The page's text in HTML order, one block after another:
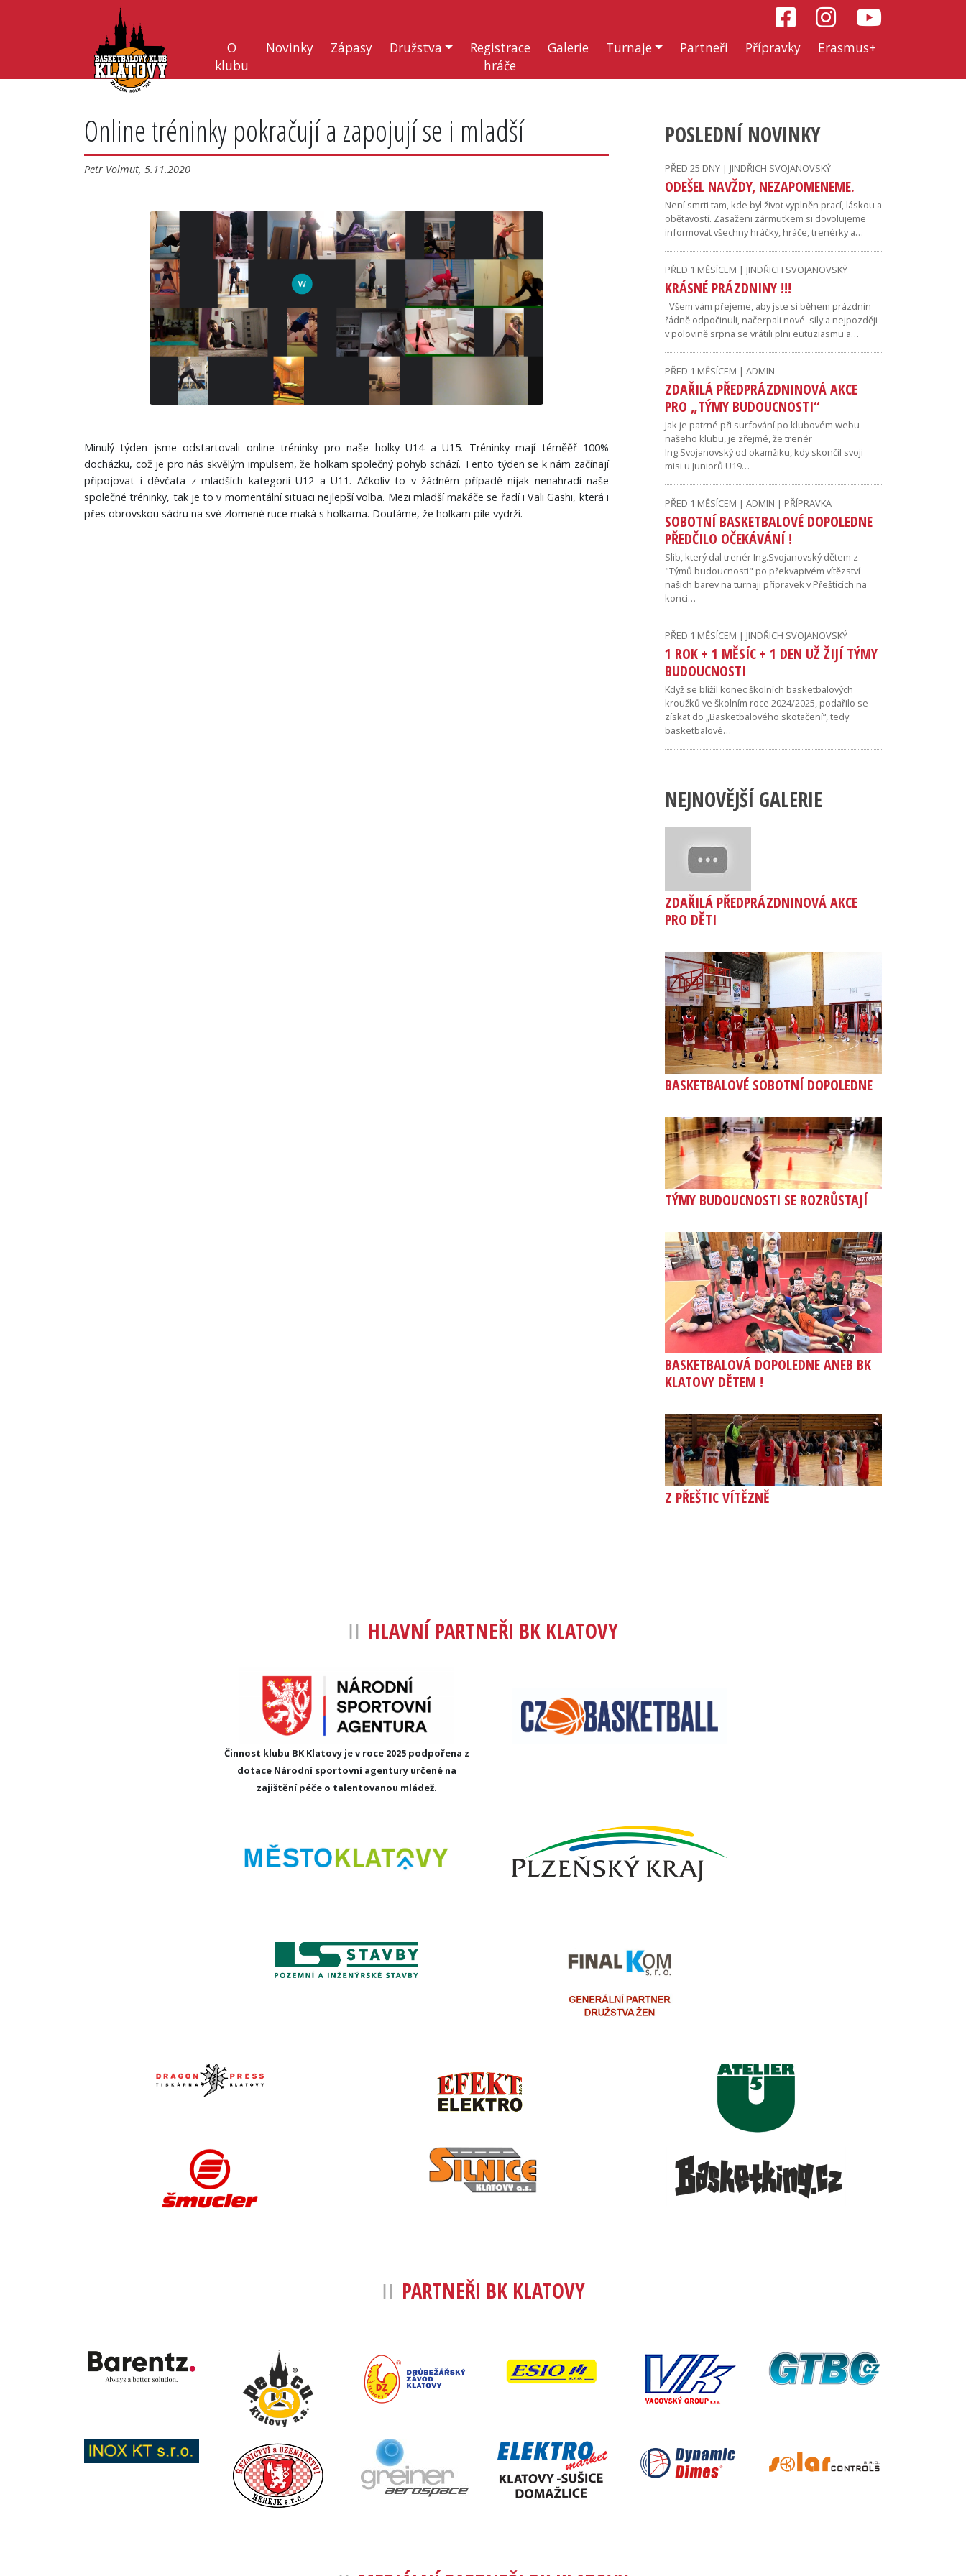
O
klubu
Novinky Zápasy Družstva
Registrace
hráče
Galerie Turnaje Partneři Přípravky Erasmus+
Online tréninky pokračují a zapojují se i mladší
Petr Volmut, 5.11.2020
Minulý týden jsme odstartovali online tréninky pro naše holky U14 a U15. Tréninky mají téměěř 100%
docházku, což je pro nás skvělým impulsem, že holkam společný pohyb schází. Tento týden se k nám začínají
připojovat i děvčata z mladších kategorií U12 a U11. Ačkoliv to v žádném případě nijak nenahradí naše
společné tréninky, tak je to v momentální situaci nejlepší volba. Mezi mladší makáče se řadí i Vali Gashi, která i
přes obrovskou sádru na své zlomené ruce maká s holkama. Doufáme, že holkam píle vydrží.
POSLEDNÍ NOVINKY
PŘED 25 DNY | JINDŘICH SVOJANOVSKÝ
ODEŠEL NAVŽDY, NEZAPOMENEME.
Není smrti tam, kde byl život vyplněn prací, láskou a
obětavostí. Zasaženi zármutkem si dovolujeme
informovat všechny hráčky, hráče, trenérky a…
PŘED 1 MĚSÍCEM | JINDŘICH SVOJANOVSKÝ
KRÁSNÉ PRÁZDNINY !!!
Všem vám přejeme, aby jste si během prázdnin
řádně odpočinuli, načerpali nové síly a nejpozději
v polovině srpna se vrátili plni eutuziasmu a…
PŘED 1 MĚSÍCEM | ADMIN
ZDAŘILÁ PŘEDPRÁZDNINOVÁ AKCE
PRO „TÝMY BUDOUCNOSTI“
Jak je patrné při surfování po klubovém webu
našeho klubu, je zřejmé, že trenér
Ing.Svojanovský od okamžiku, kdy skončil svoji
misi u Juniorů U19…
PŘED 1 MĚSÍCEM | ADMIN | PŘÍPRAVKA
SOBOTNÍ BASKETBALOVÉ DOPOLEDNE
PŘEDČILO OČEKÁVÁNÍ !
Slib, který dal trenér Ing.Svojanovský dětem z
"Týmů budoucnosti" po překvapivém vítězství
našich barev na turnaji přípravek v Přešticích na
konci…
PŘED 1 MĚSÍCEM | JINDŘICH SVOJANOVSKÝ
1 ROK + 1 MĚSÍC + 1 DEN UŽ ŽIJÍ TÝMY
BUDOUCNOSTI
Když se blížil konec školních basketbalových
kroužků ve školním roce 2024/2025, podařilo se
získat do „Basketbalového skotačení“, tedy
basketbalové…
NEJNOVĚJŠÍ GALERIE
ZDAŘILÁ PŘEDPRÁZDNINOVÁ AKCE
PRO DĚTI
BASKETBALOVÉ SOBOTNÍ DOPOLEDNE
TÝMY BUDOUCNOSTI SE ROZRŮSTAJÍ
BASKETBALOVÁ DOPOLEDNE ANEB BK
KLATOVY DĚTEM !
Z PŘEŠTIC VÍTĚZNĚ
HLAVNÍ PARTNEŘI BK KLATOVY
Činnost klubu BK Klatovy je v roce 2025 podpořena z
dotace Národní sportovní agentury určené na
zajištění péče o talentovanou mládež.
PARTNEŘI BK KLATOVY